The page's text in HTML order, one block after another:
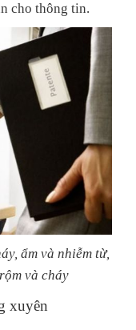
cho thông tin.
ẩm và nhiễm từ,
và cháy
xuyên